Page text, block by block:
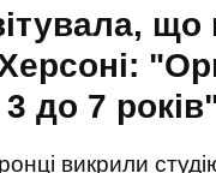
3 до 7
викрили